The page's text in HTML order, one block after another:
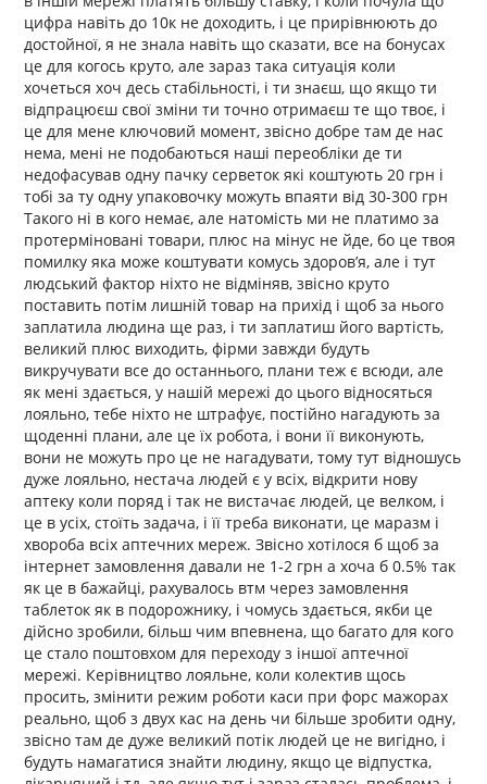
цифра навіть до 10к не доходить, і це прирівнюють до
достойної, я не знала навіть що сказати, все на бонусах
це для когось круто, але зараз така ситуація коли
хочеться хоч десь стабільності, і ти знаєш, що якщо ти
відпрацюєш свої зміни ти точно отримаєш те що твоє, і
це для мене ключовий момент, звісно добре там де нас
нема, мені не подобаються наші переобліки де ти
недофасував одну пачку серветок які коштують 20 грн і
тобі за ту одну упаковочку можуть впаяти від 30-300 грн
Такого ні в кого немає, але натомість ми не платимо за
протерміновані товари, плюс на мінус не йде, бо це твоя
помилку яка може коштувати комусь здоровʼя, але і тут
людський фактор ніхто не відміняв, звісно круто
поставить потім лишній товар на прихід і щоб за нього
заплатила людина ще раз, і ти заплатиш його вартість,
великий плюс виходить, фірми завжди будуть
викручувати все до останнього, плани теж є всюди, але
як мені здається, у нашій мережі до цього відносяться
лояльно, тебе ніхто не штрафує, постійно нагадують за
щоденні плани, але це їх робота, і вони її виконують,
вони не можуть про це не нагадувати, тому тут відношусь
дуже лояльно, нестача людей є у всіх, відкрити нову
аптеку коли поряд і так не вистачає людей, це велком, і
це в усіх, стоїть задача, і її треба виконати, це маразм і
хвороба всіх аптечних мереж. Звісно хотілося б щоб за
інтернет замовлення давали не 1-2 грн а хоча б 0.5% так
як це в бажайці, рахувалось втм через замовлення
таблеток як в подорожнику, і чомусь здається, якби це
дійсно зробили, більш чим впевнена, що багато для кого
це стало поштовхом для переходу з іншої аптечної
мережі. Керівництво лояльне, коли колектив щось
просить, змінити режим роботи каси при форс мажорах
реально, щоб з двух кас на день чи більше зробити одну,
звісно там де дуже великий потік людей це не вигідно, і
будуть намагатися знайти людину, якщо це відпустка,